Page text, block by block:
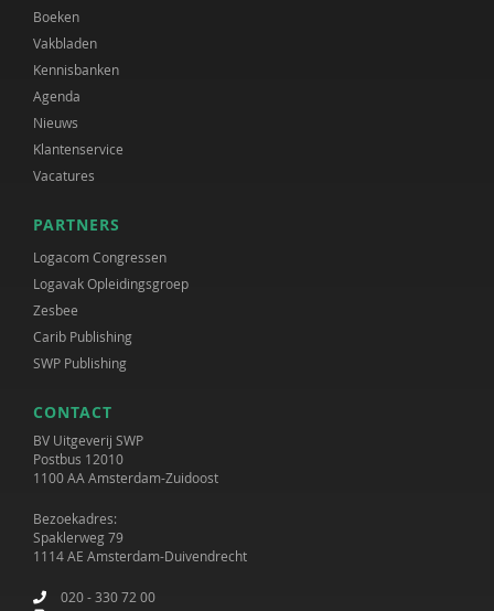
Boeken
Vakbladen
Kennisbanken
Agenda
Nieuws
Klantenservice
Vacatures
PARTNERS
Logacom Congressen
Logavak Opleidingsgroep
Zesbee
Carib Publishing
SWP Publishing
CONTACT
BV Uitgeverij SWP
Postbus 12010
1100 AA Amsterdam-Zuidoost
Bezoekadres:
Spaklerweg 79
1114 AE Amsterdam-Duivendrecht
020 - 330 72 00